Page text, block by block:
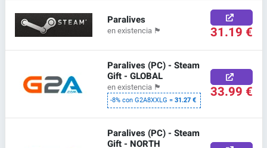
Paralives
en existencia 🏴 31.19 €
Paralives (PC) - Steam
Gift - GLOBAL
en existencia 🏴
-8% con G2A8XXLG =31.27 € 33.99 €
Paralives (PC) - Steam
Gift - NORTH